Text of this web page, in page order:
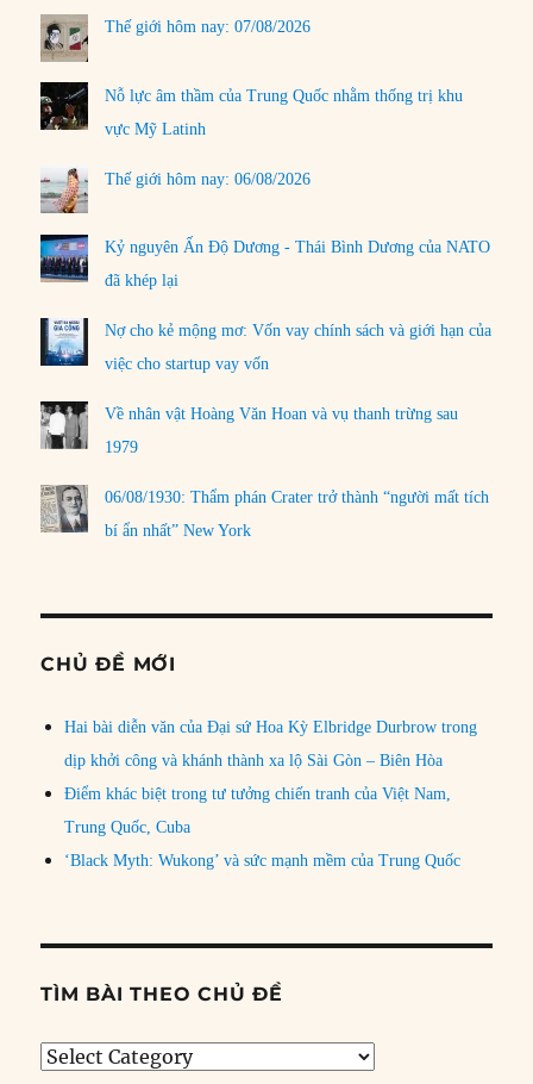
Thế giới hôm nay: 07/08/2026
Nỗ lực âm thầm của Trung Quốc nhằm thống trị khu
vực Mỹ Latinh
Thế giới hôm nay: 06/08/2026
Kỷ nguyên Ấn Độ Dương - Thái Bình Dương của NATO
đã khép lại
Nợ cho kẻ mộng mơ: Vốn vay chính sách và giới hạn của
việc cho startup vay vốn
Về nhân vật Hoàng Văn Hoan và vụ thanh trừng sau
1979
06/08/1930: Thẩm phán Crater trở thành “người mất tích
bí ẩn nhất” New York
CHỦ ĐỀ MỚI
Hai bài diễn văn của Đại sứ Hoa Kỳ Elbridge Durbrow trong
dịp khởi công và khánh thành xa lộ Sài Gòn – Biên Hòa
Điểm khác biệt trong tư tưởng chiến tranh của Việt Nam,
Trung Quốc, Cuba
‘Black Myth: Wukong’ và sức mạnh mềm của Trung Quốc
TÌM BÀI THEO CHỦ ĐỀ
Tìm